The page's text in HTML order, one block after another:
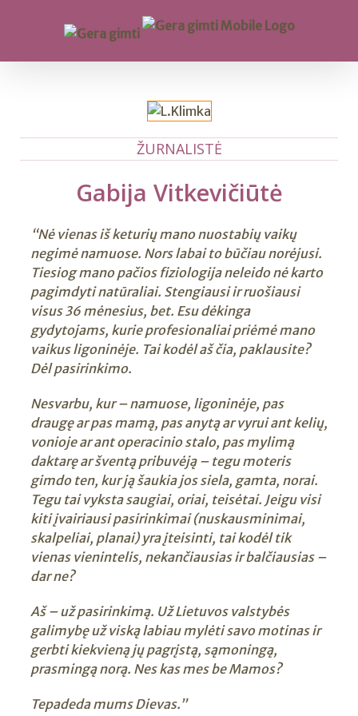
ŽURNALISTĖ
Gabija Vitkevičiūtė
“Nė vienas iš keturių mano nuostabių vaikų
negimė namuose. Nors labai to būčiau norėjusi.
Tiesiog mano pačios fiziologija neleido nė karto
pagimdyti natūraliai. Stengiausi ir ruošiausi
visus 36 mėnesius, bet. Esu dėkinga
gydytojams, kurie profesionaliai priėmė mano
vaikus ligoninėje. Tai kodėl aš čia, paklausite?
Dėl pasirinkimo.
Nesvarbu, kur – namuose, ligoninėje, pas
draugę ar pas mamą, pas anytą ar vyrui ant kelių,
vonioje ar ant operacinio stalo, pas mylimą
daktarę ar šventą pribuvėją – tegu moteris
gimdo ten, kur ją šaukia jos siela, gamta, norai.
Tegu tai vyksta saugiai, oriai, teisėtai. Jeigu visi
kiti įvairiausi pasirinkimai (nuskausminimai,
skalpeliai, planai) yra įteisinti, tai kodėl tik
vienas vienintelis, nekančiausias ir balčiausias –
dar ne?
Aš – už pasirinkimą. Už Lietuvos valstybės
galimybę už viską labiau mylėti savo motinas ir
gerbti kiekvieną jų pagrįstą, sąmoningą,
prasmingą norą. Nes kas mes be Mamos?
Tepadeda mums Dievas.”